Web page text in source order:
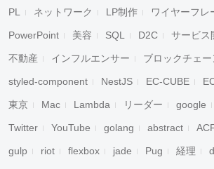
PL ネットワーク LP制作 ワイヤーフレ
PowerPoint 美容 SQL D2C サービス
不動産 インフルエンサー ブロックチェー
styled-component NestJS EC-CUBE
東京 Mac Lambda リーダー google
Twitter YouTube golang abstract
gulp riot flexbox jade Pug 経理